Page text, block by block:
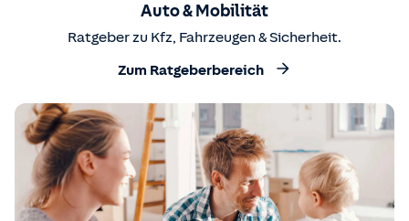
Auto & Mobilität
Ratgeber zu Kfz, Fahrzeugen & Sicherheit.
Zum Ratgeberbereich